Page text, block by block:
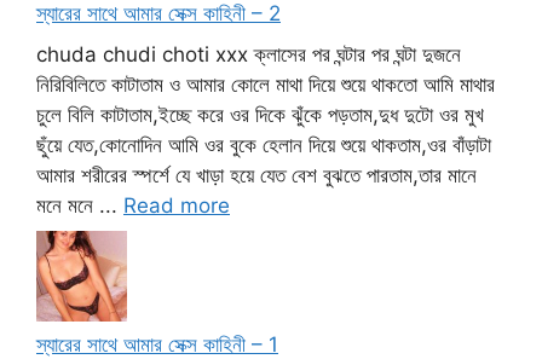
স্যারের সাথে আমার সেক্স কাহিনী – 2
chuda chudi choti xxx ক্লাসের পর ঘন্টার পর ঘন্টা দুজনে
নিরিবিলিতে কাটাতাম ও আমার কোলে মাথা দিয়ে শুয়ে থাকতো আমি মাথার
চুলে বিলি কাটাতাম,ইচ্ছে করে ওর দিকে ঝুঁকে পড়তাম,দুধ দুটো ওর মুখ
ছুঁয়ে যেত,কোনোদিন আমি ওর বুকে হেলান দিয়ে শুয়ে থাকতাম,ওর বাঁড়াটা
আমার শরীরের স্পর্শে যে খাড়া হয়ে যেত বেশ বুঝতে পারতাম,তার মানে
মনে মনে ... Read more
স্যারের সাথে আমার সেক্স কাহিনী – 1